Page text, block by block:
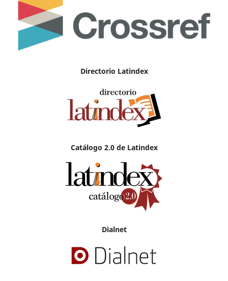
Directorio Latindex
Catálogo 2.0 de Latindex
Dialnet